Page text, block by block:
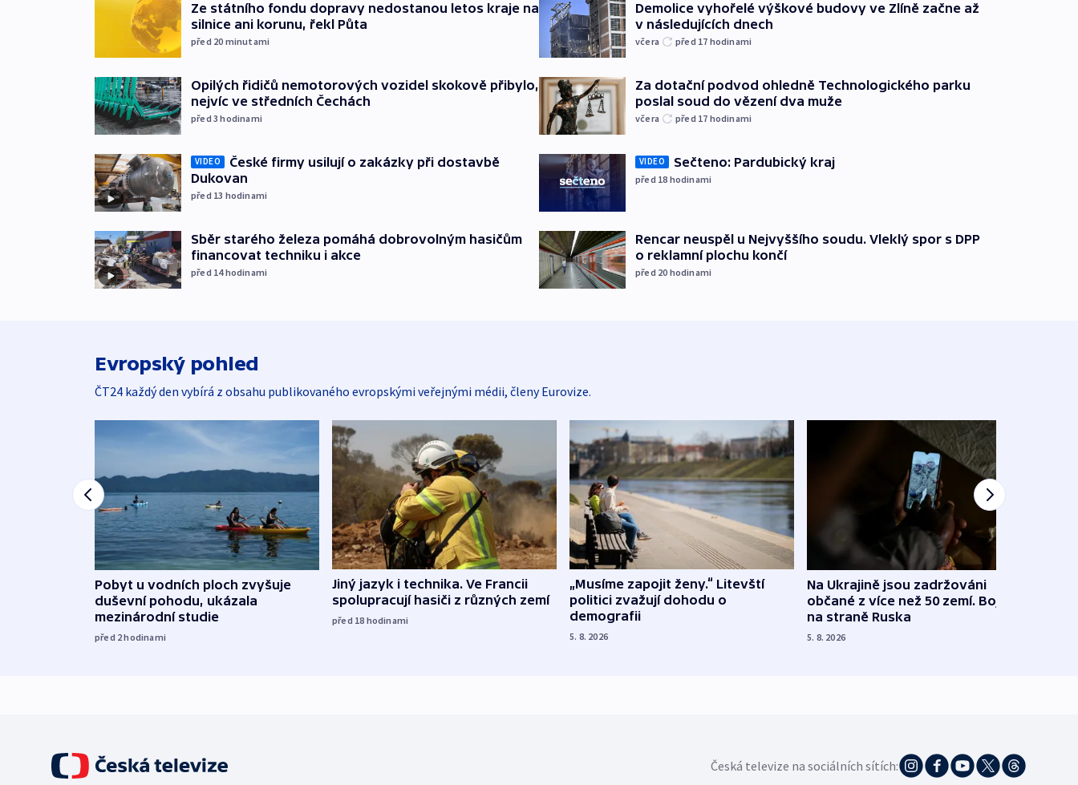
Ze státního fondu dopravy nedostanou letos kraje na
silnice ani korunu, řekl Půta
před 20 minutami
Opilých řidičů nemotorových vozidel skokově přibylo,
nejvíc ve středních Čechách
před 3hodinami
VIDEO
České firmy usilují o zakázky při dostavbě
Dukovan
před 13 hodinami
Sběr starého železa pomáhá dobrovolným hasičům
financovat techniku i akce
před 14hodinami
Demolice vyhořelé výškové budovy ve Zlíně začne až
v následujících dnech
včera před 17 hodinami
Za dotační podvod ohledně Technologického parku
poslal soud do vězení dva muže
včera před 17 hodinami
VIDEO Sečteno: Pardubický kraj
před 18 hodinami
Rencar neuspěl u Nejvyššího soudu. Vleklý spor s DPP
o reklamní plochu končí
před 20 hodinami
Evropský pohled
ČT24 každý den vybírá z obsahu publikovaného evropskými veřejnými médii, členy Eurovize.
Pobyt u vodních ploch zvyšuje
duševní pohodu, ukázala
mezinárodní studie
před 2hodinami
Jiný jazyk i technika. Ve Francii
spolupracují hasiči z různých zemí
před 18 hodinami
„Musíme zapojit ženy.“ Litevští
politici zvažují dohodu o
demografii
5. 8. 2026
Na Ukrajině jsou zadržováni
občané z více než 50 zemí. Bojovali
na straně Ruska
5. 8. 2026
Česká televize na sociálních sítích: